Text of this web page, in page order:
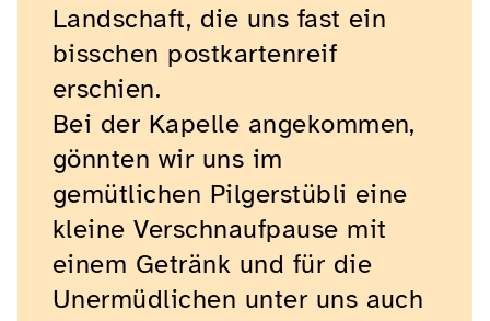
Landschaft, die uns fast ein
bisschen postkartenreif
erschien.
Bei der Kapelle angekommen,
gönnten wir uns im
gemütlichen Pilgerstübli eine
kleine Verschnaufpause mit
einem Getränk und für die
Unermüdlichen unter uns auch